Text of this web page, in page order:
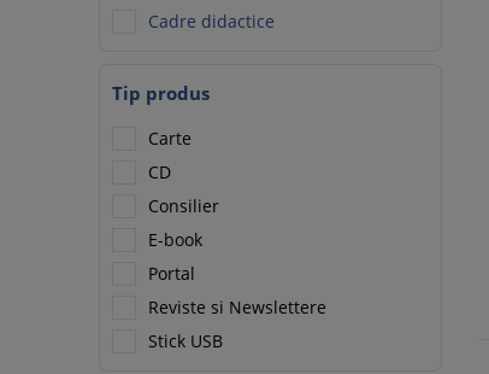
Cadre didactice
Tip produs
Carte
CD
Consilier
E-book
Portal
Reviste si Newslettere
Stick USB